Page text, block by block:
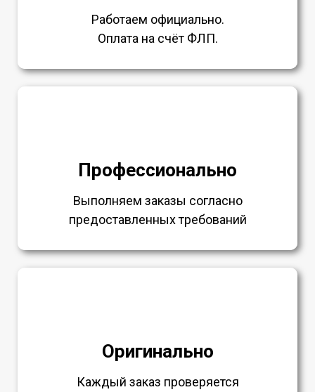
Работаем официально.
Оплата на счёт ФЛП.
Профессионально
Выполняем заказы согласно
предоставленных требований
Оригинально
Каждый заказ проверяется